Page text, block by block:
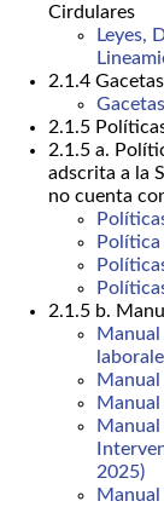
Cirdulares
Leyes,
2.1.4
2.1.5
2.1.5 a.
adscrita a la
no cuenta
2.1.5 b.
Manual
2025)